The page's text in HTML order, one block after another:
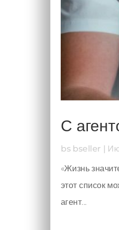
С
bs bseller
«Жизнь
этот список
агент...